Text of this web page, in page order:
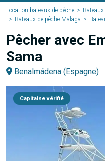
Location bateaux de pêche
Bateaux de pêche Malaga
Pêcher avec
Sama
Benalmádena (Espagne)
Capitaine vérifié